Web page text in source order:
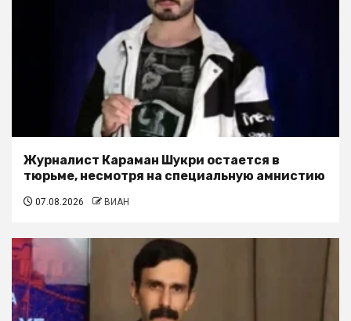
Журналист Караман Шукри остается в
тюрьме, несмотря на специальную амнистию
07.08.2026 ВИАН